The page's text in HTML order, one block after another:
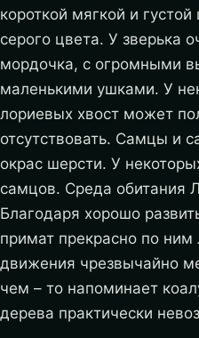
короткой мягкой и
серого цвета. У зверька
мордочка, с огромными
маленькими ушками. У
лориевых хвост может
отсутствовать. Самцы и
окрас шерсти. У
самцов. Среда обитания
Благодаря хорошо
примат прекрасно по ним
движения чрезвычайно
чем – то напоминает
дерева практически